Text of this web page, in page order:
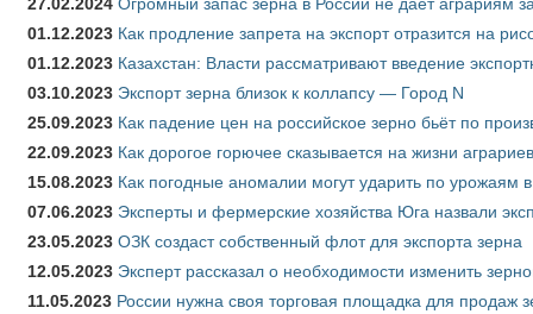
01.12.2023 Как продление запрета на экспорт отразится на
01.12.2023 Казахстан: Власти рассматривают введение
03.10.2023 Экспорт зерна близок к коллапсу — Город N
25.09.2023 Как падение цен на российское зерно бьёт по
22.09.2023 Как дорогое горючее сказывается на жизни аграриев
15.08.2023 Как погодные аномалии могут ударить по урожаям
07.06.2023 Эксперты и фермерские хозяйства Юга назвали
23.05.2023 ОЗК создаст собственный флот для экспорта зерна
12.05.2023 Эксперт рассказал о необходимости изменить
11.05.2023 России нужна своя торговая площадка для продаж